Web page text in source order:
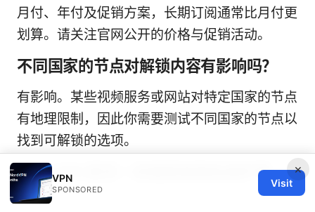
月付、年付及促销方案，长期订阅通常比月付更
划算。请关注官网公开的价格与促销活动。
不同国家的节点对解锁内容有影响吗？
有影响。某些视频服务或网站对特定国家的节点
有地理限制，因此你需要测试不同国家的节点以
找到可解锁的选项。
使用 VPN 是否一定能提高隐私保护等
级？
×
VPN
SPONSORED
Visit